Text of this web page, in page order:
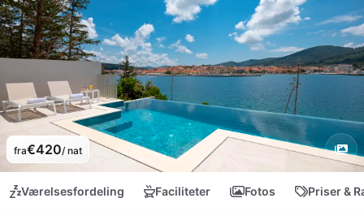
fra€420/ nat
Værelsesfordeling Faciliteter Fotos Priser &